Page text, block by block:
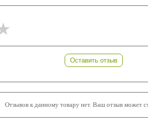
Оставить отзыв
Отзывов к данному товару нет. Ваш отзыв может